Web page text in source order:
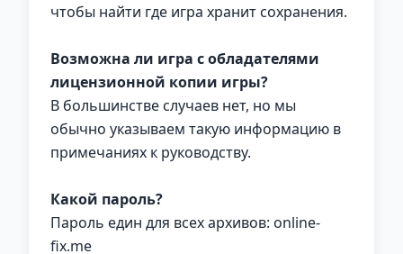
чтобы найти где игра хранит сохранения.
Возможна ли игра с обладателями
лицензионной копии игры?
В большинстве случаев нет, но мы
обычно указываем такую информацию в
примечаниях к руководству.
Какой пароль?
Пароль един для всех архивов: online-
fix.me